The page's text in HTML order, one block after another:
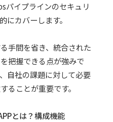
パイプラインのセキュリ
にカバーします。
手間を省き、統合された
把握できる点が強みで
自社の課題に対して必要
ることが重要です。
とは？構成機能